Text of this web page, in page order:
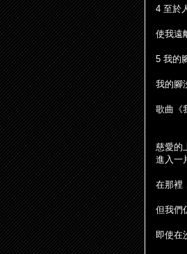
4 至於
使我遠
5 我的
我的腳
歌曲《
慈愛的
進入一
在那裡
但我們
即使在